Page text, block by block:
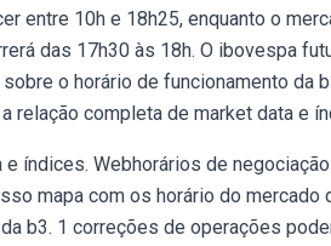
entre 10h e 18h25, enquanto o
das 17h30 às 18h. O ibovespa
o horário de funcionamento da
relação completa de market data e
e índices. Webhorários de
mapa com os horário do
b3. 1 correções de operações